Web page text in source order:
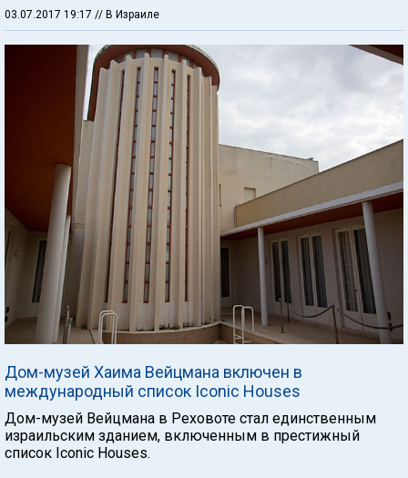
03.07.2017 19:17 // В Израиле
Дом-музей Хаима Вейцмана включен в
международный список Iconic Houses
Дом-музей Вейцмана в Реховоте стал единственным
израильским зданием, включенным в престижный
список Iconic Houses.